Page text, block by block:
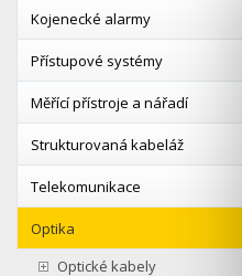
Kojenecké alarmy
Přístupové systémy
Měřící přístroje a nářadí
Strukturovaná kabeláž
Telekomunikace
Optika
Optické kabely